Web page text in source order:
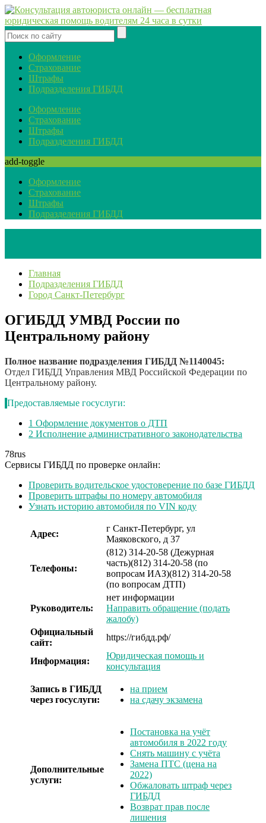
Оформление
Страхование
Штрафы
Подразделения ГИБДД
Оформление
Страхование
Штрафы
Подразделения ГИБДД
add-toggle
Оформление
Страхование
Штрафы
Подразделения ГИБДД
Главная
Подразделения ГИБДД
Город Санкт-Петербург
ОГИБДД УМВД России по
Центральному району
Полное название подразделения ГИБДД №1140045:
Отдел ГИБДД Управления МВД Российской Федерации по
Центральному району.
Предоставляемые госуслуги:
1 Оформление документов о ДТП
2 Исполнение административного законодательства
78rus
Сервисы ГИБДД по проверке онлайн:
Проверить водительское удостоверение по базе ГИБДД
Проверить штрафы по номеру автомобиля
Узнать историю автомобиля по VIN коду
Адрес:
г Санкт-Петербург, ул
Маяковского, д 37
Телефоны:
(812) 314-20-58 (Дежурная
часть)(812) 314-20-58 (по
вопросам ИАЗ)(812) 314-20-58
(по вопросам ДТП)
Руководитель:
нет информации
Направить обращение (подать
жалобу)
Официальный
сайт:
https://гибдд.рф/
Информация:
Юридическая помощь и
консультация
Запись в ГИБДД
через госуслуги:
на прием
на сдачу экзамена
Дополнительные
услуги:
Постановка на учёт
автомобиля в 2022 году
Снять машину с учёта
Замена ПТС (цена на
2022)
Обжаловать штраф через
ГИБДД
Возврат прав после
лишения